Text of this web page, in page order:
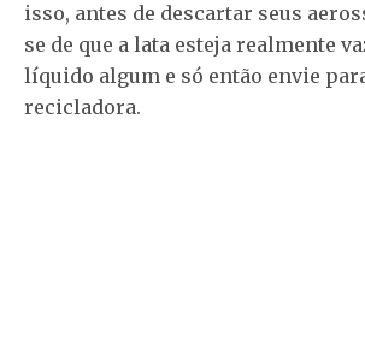
isso, antes de descartar seus
se de que a lata esteja realmente
líquido algum e só então envie
recicladora.